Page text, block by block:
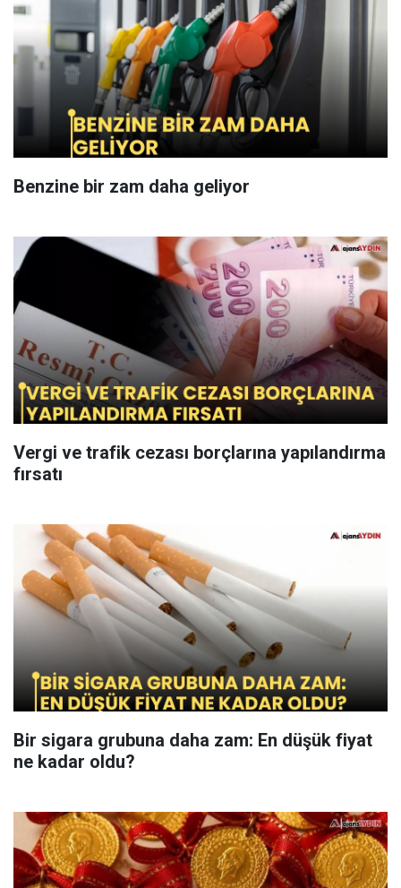
Benzine bir zam daha geliyor
Vergi ve trafik cezası borçlarına yapılandırma
fırsatı
Bir sigara grubuna daha zam: En düşük fiyat
ne kadar oldu?